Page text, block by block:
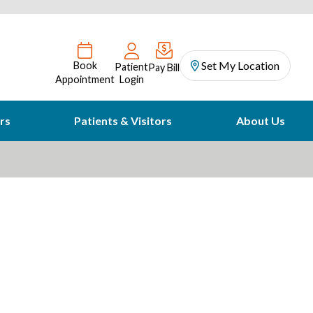
Book
Appointment
Patient
Login
Pay Bill Set My Location
Patients & Visitors About Us